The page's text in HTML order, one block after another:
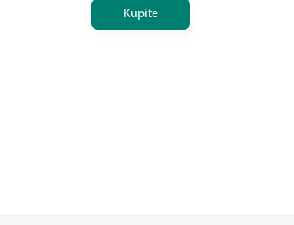
Kupite